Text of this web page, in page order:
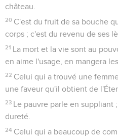
château.
20 C'est du fruit de sa bouche
corps ; c'est du revenu de ses
21 La mort et la vie sont au
en aime l'usage, en mangera
22 Celui qui a trouvé une
une faveur qu'il obtient de
23 Le pauvre parle en suppliant
dureté.
24 Celui qui a beaucoup de